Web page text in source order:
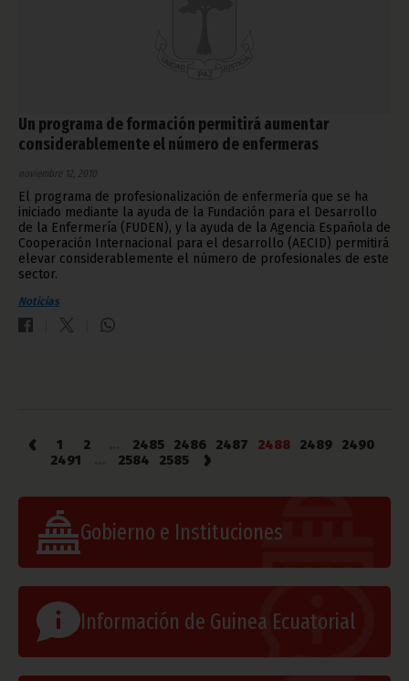
Un programa de formación permitirá aumentar
considerablemente el número de enfermeras
noviembre 12, 2010
El programa de profesionalización de enfermería que se ha
iniciado mediante la ayuda de la Fundación para el Desarrollo
de la Enfermería (FUDEN), y la ayuda de la Agencia Española de
Cooperación Internacional para el desarrollo (AECID) permitirá
elevar considerablemente el número de profesionales de este
sector.
Noticias
‹ 1 2 2485 2486 2487 2488 2489
2490
2491
2584 2585 ›
Gobierno e Instituciones
Información de Guinea Ecuatorial